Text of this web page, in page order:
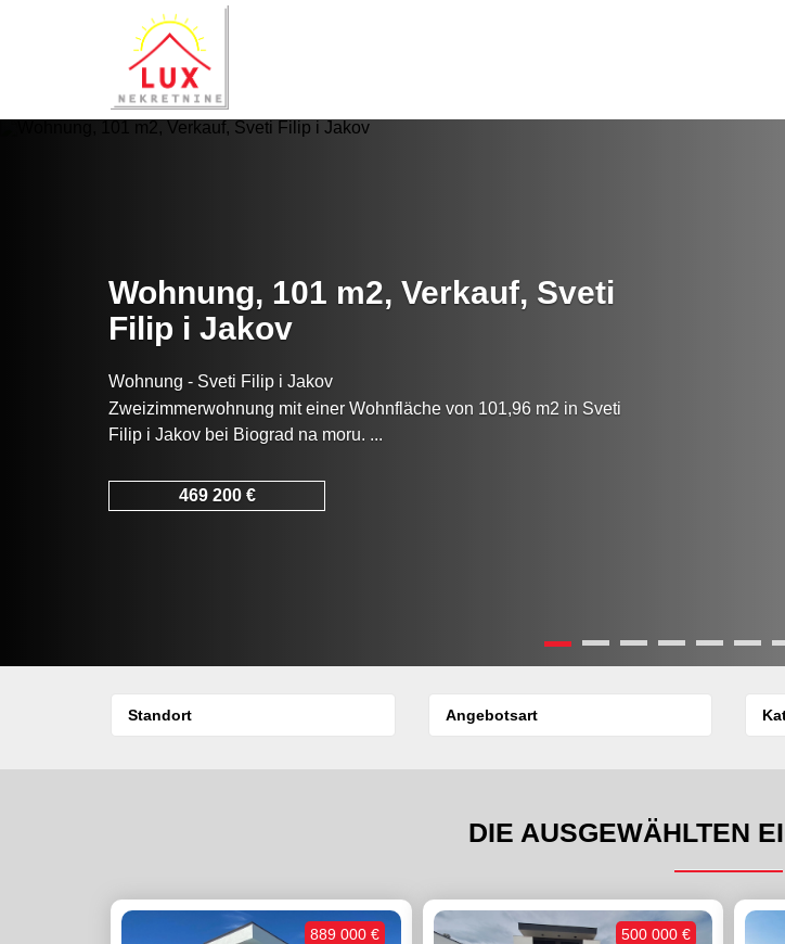
Wohnung, 101 m2, Verkauf, Sveti
Filip i Jakov
Wohnung - Sveti Filip i Jakov
Zweizimmerwohnung mit einer Wohnfläche von 101,96 m2 in Sveti
Filip i Jakov bei Biograd na moru. ...
469 200 €
DIE AUSGEWÄHLTEN
889 000 € 500 000 €